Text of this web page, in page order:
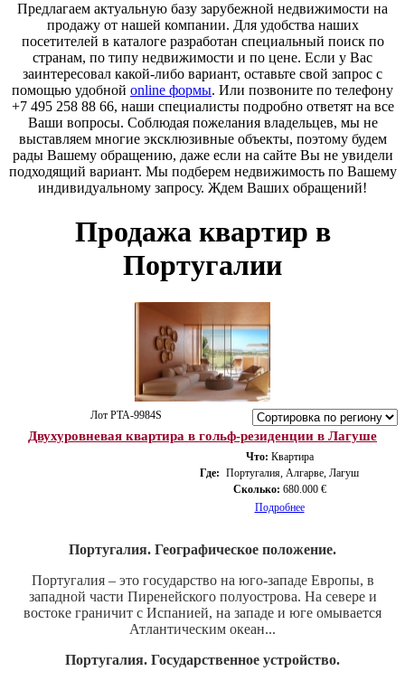
Предлагаем актуальную базу зарубежной недвижимости на
продажу от нашей компании. Для удобства наших
посетителей в каталоге разработан специальный поиск по
странам, по типу недвижимости и по цене. Если у Вас
заинтересовал какой-либо вариант, оставьте свой запрос с
помощью удобной online формы. Или позвоните по телефону
+7 495 258 88 66, наши специалисты подробно ответят на все
Ваши вопросы. Соблюдая пожелания владельцев, мы не
выставляем многие эксклюзивные объекты, поэтому будем
рады Вашему обращению, даже если на сайте Вы не увидели
подходящий вариант. Мы подберем недвижимость по Вашему
индивидуальному запросу. Ждем Ваших обращений!
Продажа квартир в
Португалии
Лот PTA-9984S
Двухуровневая квартира в гольф-резиденции в Лагуше
Что: Квартира
Где: Португалия, Алгарве, Лагуш
Сколько: 680.000 €
Подробнее
Португалия. Географическое положение.
Португалия – это государство на юго-западе Европы, в
западной части Пиренейского полуострова. На севере и
востоке граничит с Испанией, на западе и юге омывается
Атлантическим океан...
Португалия. Государственное устройство.